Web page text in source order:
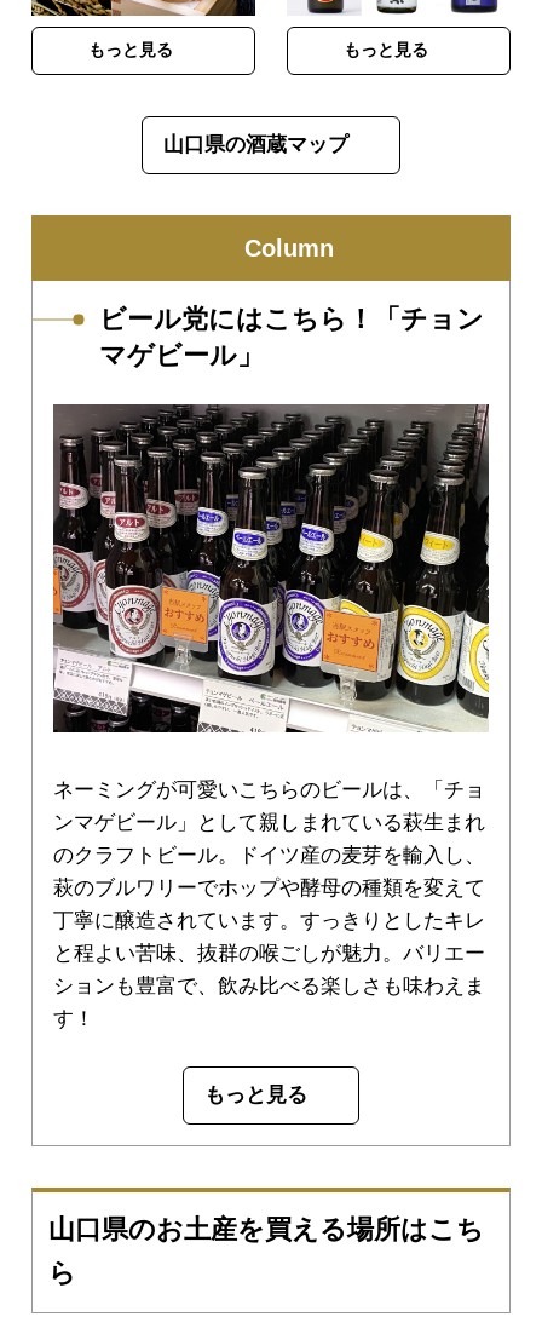
もっと見る もっと見る
山口県の酒蔵マップ
Column
ビール党にはこちら！「チョン
マゲビール」
ネーミングが可愛いこちらのビールは、「チョ
ンマゲビール」として親しまれている萩生まれ
のクラフトビール。ドイツ産の麦芽を輸入し、
萩のブルワリーでホップや酵母の種類を変えて
丁寧に醸造されています。すっきりとしたキレ
と程よい苦味、抜群の喉ごしが魅力。バリエー
ションも豊富で、飲み比べる楽しさも味わえま
す！
もっと見る
山口県のお土産を買える場所はこち
ら